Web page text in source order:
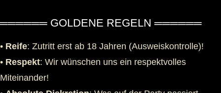
══════ GOLDENE REGELN ══════
• Reife: Zutritt erst ab 18 Jahren (Ausweiskontrolle)!
• Respekt: Wir wünschen uns ein respektvolles
Miteinander!